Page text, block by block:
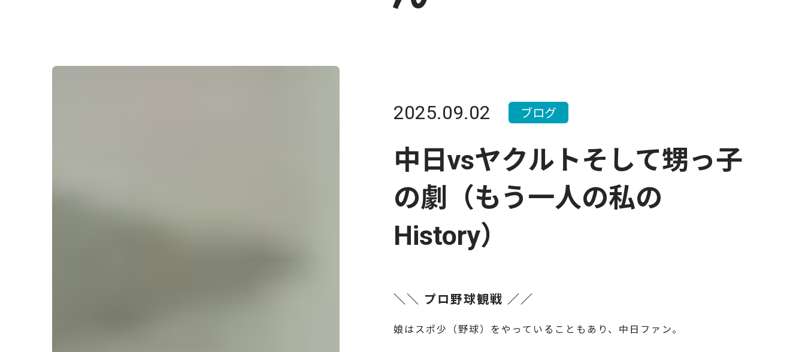
2025.09.02 ブログ
中日vsヤクルトそして甥っ子
の劇（もう一人の私の
History）
＼＼ プロ野球観戦 ／／
娘はスポ少（野球）をやっていることもあり、中日ファン。